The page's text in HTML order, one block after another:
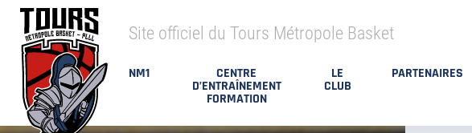
Site officiel du Tours Métropole Basket
NM1 CENTRE
D’ENTRAÎNEMENT
FORMATION
LE
CLUB
PARTENAIRES